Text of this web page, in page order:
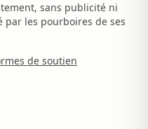
sans publicité ni
par les pourboires de ses
de soutien